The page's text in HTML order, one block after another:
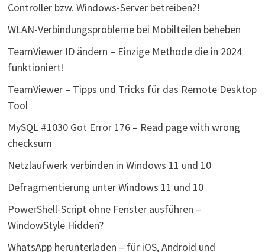
Controller bzw. Windows-Server betreiben?!
WLAN-Verbindungsprobleme bei Mobilteilen beheben
TeamViewer ID ändern – Einzige Methode die in 2024
funktioniert!
TeamViewer – Tipps und Tricks für das Remote Desktop
Tool
MySQL #1030 Got Error 176 – Read page with wrong
checksum
Netzlaufwerk verbinden in Windows 11 und 10
Defragmentierung unter Windows 11 und 10
PowerShell-Script ohne Fenster ausführen –
WindowStyle Hidden?
WhatsApp herunterladen – für iOS, Android und